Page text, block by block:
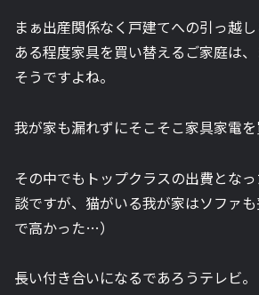
まぁ出産関係なく戸建てへの引っ越
ある程度家具を買い替えるご家庭は
そうですよね。
我が家も漏れずにそこそこ家具家電を
その中でもトップクラスの出費とな
談ですが、猫がいる我が家はソファ
で高かった…）
長い付き合いになるであろうテレビ。